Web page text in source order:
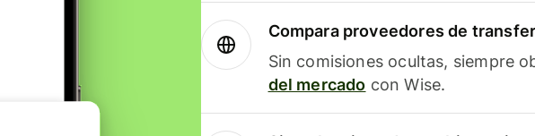
Compara proveedores de
Sin comisiones ocultas, siempre
del mercado con Wise.